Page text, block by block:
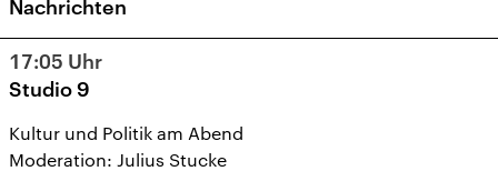
Nachrichten
17:05 Uhr
Studio 9
Kultur und Politik am Abend
Moderation: Julius Stucke